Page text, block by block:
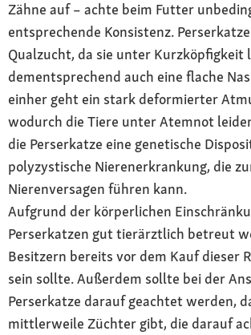
Zähne auf – achte beim Futter
entsprechende Konsistenz.
Qualzucht, da sie unter Kurzköpfigkeit
dementsprechend auch eine flache
einher geht ein stark deformierter
wodurch die Tiere unter Atemnot
die Perserkatze eine genetische
polyzystische Nierenerkrankung, die
Nierenversagen führen kann.
Aufgrund der körperlichen
Perserkatzen gut tierärztlich betreut
Besitzern bereits vor dem Kauf dieser
sein sollte. Außerdem sollte bei der
Perserkatze darauf geachtet werden,
mittlerweile Züchter gibt, die darauf